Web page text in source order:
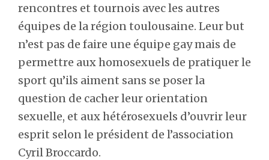
rencontres et tournois avec les autres
équipes de la région toulousaine. Leur but
n’est pas de faire une équipe gay mais de
permettre aux homosexuels de pratiquer le
sport qu’ils aiment sans se poser la
question de cacher leur orientation
sexuelle, et aux hétérosexuels d’ouvrir leur
esprit selon le président de l’association
Cyril Broccardo.